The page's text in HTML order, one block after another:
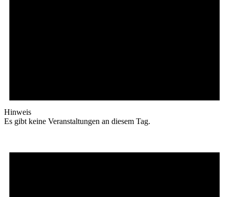
Hinweis
Es gibt keine Veranstaltungen an diesem Tag.